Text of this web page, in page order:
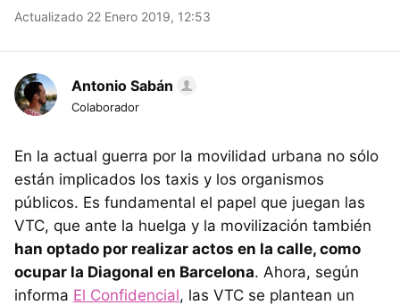
Actualizado 22 Enero 2019, 12:53
Antonio Sabán
Colaborador
En la actual guerra por la movilidad urbana no sólo
están implicados los taxis y los organismos
públicos. Es fundamental el papel que juegan las
VTC, que ante la huelga y la movilización también
han optado por realizar actos en la calle, como
ocupar la Diagonal en Barcelona. Ahora, según
informa El Confidencial, las VTC se plantean un